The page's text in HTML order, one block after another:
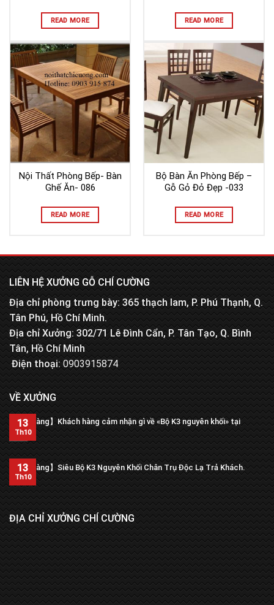
READ MORE READ MORE
Nội Thất Phòng Bếp- Bàn
Ghế Ăn- 086
READ MORE
Bộ Bàn Ăn Phòng Bếp –
Gỗ Gỏ Đỏ Đẹp -033
READ MORE
LIÊN HỆ XƯỞNG GỖ CHÍ CƯỜNG
Địa chỉ phòng trưng bày: 365 thạch lam, P. Phú Thạnh, Q.
Tân Phú, Hồ Chí Minh.
Địa chỉ Xưởng: 302/71 Lê Đình Cẩn, P. Tân Tạo, Q. Bình
Tân, Hồ Chí Minh
Điện thoại:0903915874
VỀ XƯỞNG
【Trả hàng】Khách hàng cảm nhận gì về «Bộ K3 nguyên khối» tại
xưởng?
13
Th10
【Trả hàng】Siêu Bộ K3 Nguyên Khối Chân Trụ Độc Lạ Trả Khách.
13
Th10
ĐỊA CHỈ XƯỞNG CHÍ CƯỜNG